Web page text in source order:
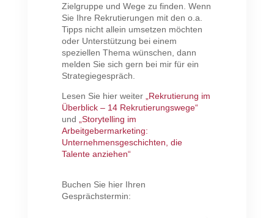
Zielgruppe und Wege zu finden. Wenn
Sie Ihre Rekrutierungen mit den o.a.
Tipps nicht allein umsetzen möchten
oder Unterstützung bei einem
speziellen Thema wünschen, dann
melden Sie sich gern bei mir für ein
Strategiegespräch.
Lesen Sie hier weiter
„Rekrutierung im
Überblick – 14 Rekrutierungswege“
und
„Storytelling im
Arbeitgebermarketing:
Unternehmensgeschichten, die
Talente anziehen“
Buchen Sie hier Ihren
Gesprächstermin: